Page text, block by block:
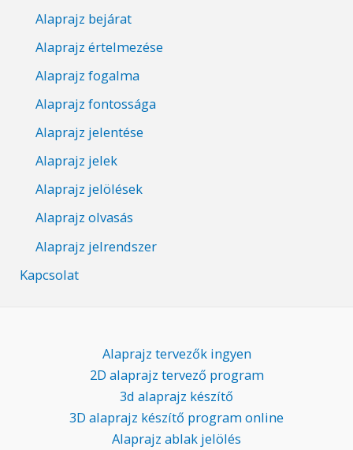
Alaprajz bejárat
Alaprajz értelmezése
Alaprajz fogalma
Alaprajz fontossága
Alaprajz jelentése
Alaprajz jelek
Alaprajz jelölések
Alaprajz olvasás
Alaprajz jelrendszer
Kapcsolat
Alaprajz tervezők ingyen
2D alaprajz tervező program
3d alaprajz készítő
3D alaprajz készítő program online
Alaprajz ablak jelölés